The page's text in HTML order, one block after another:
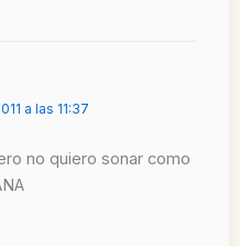
a las 11:37
no quiero sonar como